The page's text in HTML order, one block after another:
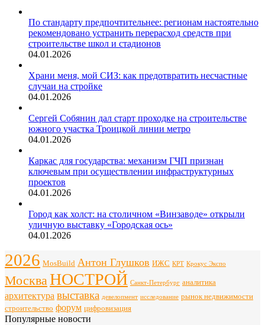
По стандарту предпочтительнее: регионам настоятельно
рекомендовано устранить перерасход средств при
строительстве школ и стадионов
04.01.2026
Храни меня, мой СИЗ: как предотвратить несчастные
случаи на стройке
04.01.2026
Сергей Собянин дал старт проходке на строительстве
южного участка Троицкой линии метро
04.01.2026
Каркас для государства: механизм ГЧП признан
ключевым при осуществлении инфраструктурных
проектов
04.01.2026
Город как холст: на столичном «Винзаводе» открыли
уличную выставку «Городская ось»
04.01.2026
2026 MosBuild Антон Глушков ИЖС КРТ Крокус Экспо
МоскваНОСТРОЙ Санкт-Петербург аналитика
архитектура выставка девелопмент исследование рынок недвижимости
строительство форум цифровизация
Популярные новости